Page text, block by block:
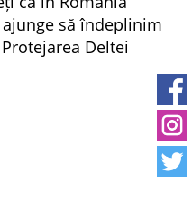
să îndeplinim
Deltei